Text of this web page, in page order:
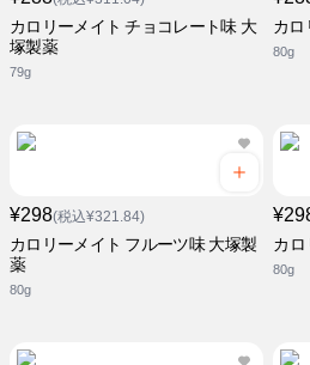
カロリーメイト チョコレート味 大
塚製薬
79g
カロ
80g
¥298(税込¥321.84)
カロリーメイト フルーツ味 大塚製
薬
80g
カ
80g